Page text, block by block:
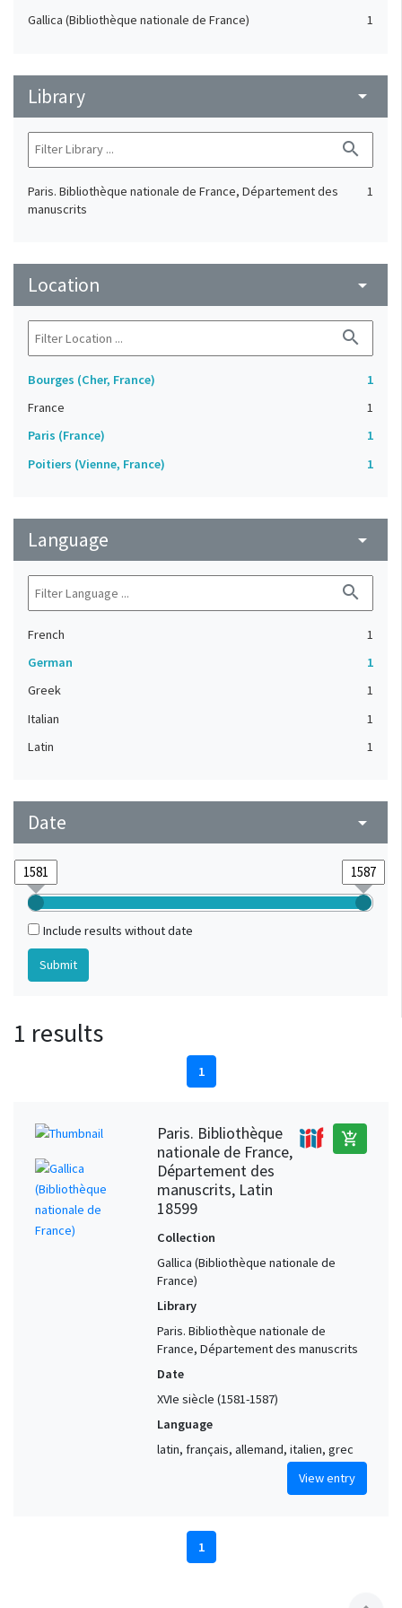
Gallica (Bibliothèque nationale de France) 1
Library arrow_drop_down
search
Paris. Bibliothèque nationale de France, Département des
manuscrits
1
Location arrow_drop_down
search
Bourges (Cher, France)
1
France
1
Paris (France)
1
Poitiers (Vienne, France)
1
Language arrow_drop_down
search
French
1
German
1
Greek
1
Italian
1
Latin
1
Date arrow_drop_down
Include results without date
1 results
1
Paris. Bibliothèque
nationale de France,
Département des
manuscrits, Latin
18599
add_shopping_cart
Collection
Gallica (Bibliothèque nationale de
France)
Library
Paris. Bibliothèque nationale de
France, Département des manuscrits
Date
XVIe siècle (1581-1587)
Language
latin, français, allemand, italien, grec
View entry
1